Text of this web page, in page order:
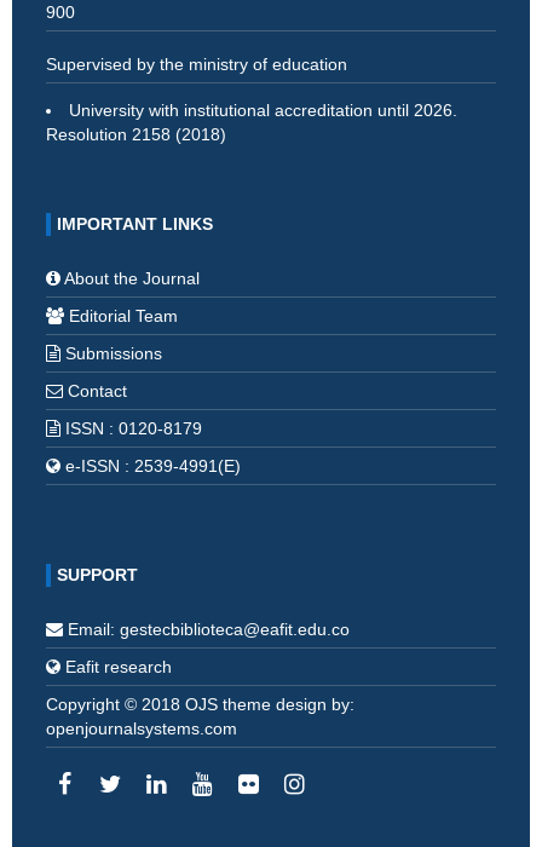
900
Supervised by the ministry of education
University with institutional accreditation until 2026.
Resolution 2158 (2018)
IMPORTANT LINKS
About the Journal
Editorial Team
Submissions
Contact
ISSN : 0120-8179
e-ISSN : 2539-4991(E)
SUPPORT
Email: gestecbiblioteca@eafit.edu.co
Eafit research
Copyright © 2018 OJS theme design by:
openjournalsystems.com